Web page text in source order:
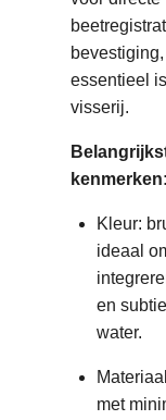
essentieel
visserij.
kenmerken:
Kleur:
ideaal
en
water.
met